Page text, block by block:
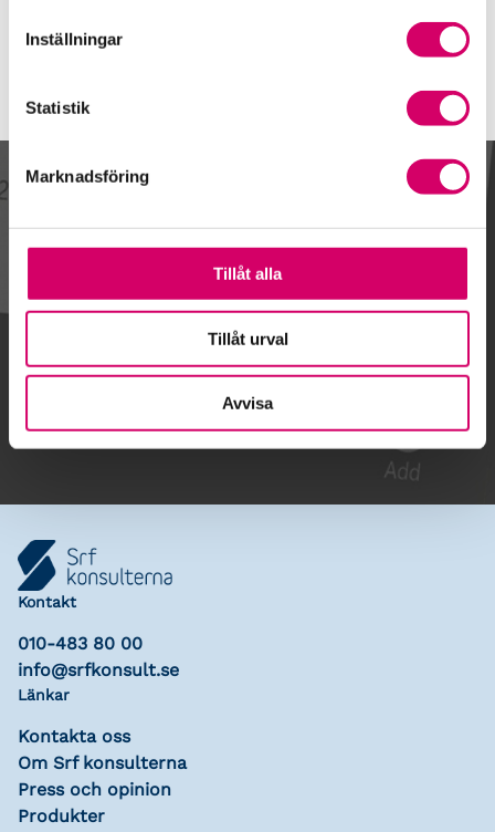
Inställningar
Statistik
Marknadsföring
Tillåt alla
Tillåt urval
Avvisa
Gå till kalendariet
Lägg till i kalender
Kontakt
010-483 80 00
info@srfkonsult.se
Länkar
Kontakta oss
Om Srf konsulterna
Press och opinion
Produkter